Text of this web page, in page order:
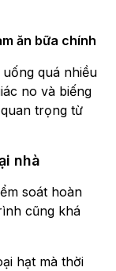
ăn bữa chính
quá nhiều
no và biếng
trọng từ
nhà
soát hoàn
cũng khá
hạt mà thời